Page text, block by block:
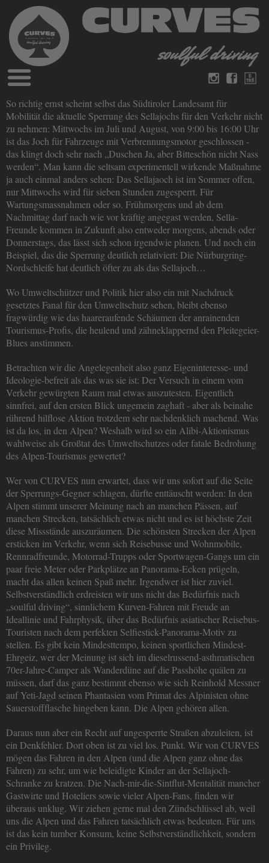
Blog
Magazine
Bücher
Videos
Deutsch Englisch
über Curves
Impressum
Datenschutz
Kontakt
So richtig ernst scheint selbst das Südtiroler Landesamt für
Mobilität die aktuelle Sperrung des Sellajochs für den Verkehr nicht
zu nehmen: Mittwochs im Juli und August, von 9:00 bis 16:00 Uhr
ist das Joch für Fahrzeuge mit Verbrennungsmotor geschlossen -
das klingt doch sehr nach „Duschen Ja, aber Bitteschön nicht Nass
werden“. Man kann die seltsam experimentell wirkende Maßnahme
ja auch einmal anders sehen: Das Sellajaoch ist im Sommer offen,
nur Mittwochs wird für sieben Stunden zugesperrt. Für
Wartungsmassnahmen oder so. Frühmorgens und ab dem
Nachmittag darf nach wie vor kräftig angegast werden, Sella-
Freunde kommen in Zukunft also entweder morgens, abends oder
Donnerstags, das lässt sich schon irgendwie planen. Und noch ein
Beispiel, das die Sperrung deutlich relativiert: Die Nürburgring-
Nordschleife hat deutlich öfter zu als das Sellajoch…
Wo Umweltschützer und Politik hier also ein mit Nachdruck
gesetztes Fanal für den Umweltschutz sehen, bleibt ebenso
fragwürdig wie das haareraufende Schäumen der anrainenden
Tourismus-Profis, die heulend und zähneklappernd den Pleitegeier-
Blues anstimmen.
Betrachten wir die Angelegenheit also ganz Eigeninteresse- und
Ideologie-befreit als das was sie ist: Der Versuch in einem vom
Verkehr gewürgten Raum mal etwas auszutesten. Eigentlich
sinnfrei, auf den ersten Blick ungemein zaghaft - aber als beinahe
rührend hilflose Aktion trotzdem sehr nachdenklich machend. Was
ist da los, in den Alpen? Weshalb wird so ein Alibi-Aktionismus
wahlweise als Großtat des Umweltschutzes oder fatale Bedrohung
des Alpen-Tourismus gewertet?
Wer von CURVES nun erwartet, dass wir uns sofort auf die Seite
der Sperrungs-Gegner schlagen, dürfte enttäuscht werden: In den
Alpen stimmt unserer Meinung nach an manchen Pässen, auf
manchen Strecken, tatsächlich etwas nicht und es ist höchste Zeit
diese Missstände auszuräumen. Die schönsten Strecken der Alpen
ersticken im Verkehr, wenn sich Reisebusse und Wohnmobile,
Rennradfreunde, Motorrad-Trupps oder Sportwagen-Gangs um ein
paar freie Meter oder Parkplätze an Panorama-Ecken prügeln,
macht das allen keinen Spaß mehr. Irgendwer ist hier zuviel.
Selbstverständlich erdreisten wir uns nicht das Bedürfnis nach
„soulful driving“, sinnlichem Kurven-Fahren mit Freude an
Ideallinie und Fahrphysik, über das Bedürfnis asiatischer Reisebus-
Touristen nach dem perfekten Selfiestick-Panorama-Motiv zu
stellen. Es gibt kein Mindesttempo, keinen sportlichen Mindest-
Ehrgeiz, wer der Meinung ist sich im dieselrussend-asthmatischen
70er-Jahre-Camper als Wanderdüne auf die Passhöhe quälen zu
müssen, darf das ganz bestimmt ebenso wie sich Reinhold Messner
auf Yeti-Jagd seinen Phantasien vom Primat des Alpinisten ohne
Sauerstoffflasche hingeben kann. Die Alpen gehören allen.
Daraus nun aber ein Recht auf ungesperrte Straßen abzuleiten, ist
ein Denkfehler. Dort oben ist zu viel los. Punkt. Wir von CURVES
mögen das Fahren in den Alpen (und die Alpen ganz ohne das
Fahren) zu sehr, um wie beleidigte Kinder an der Sellajoch-
Schranke zu kratzen. Die Nach-mir-die-Sintflut-Mentalität mancher
Gastwirte und Hoteliers sowie vieler Alpen-Fans, finden wir
überaus unklug. Wir ziehen gerne mal den Zündschlüssel ab, weil
uns die Alpen und das Fahren tatsächlich etwas bedeuten. Für uns
ist das kein tumber Konsum, keine Selbstverständlichkeit, sondern
ein Privileg.